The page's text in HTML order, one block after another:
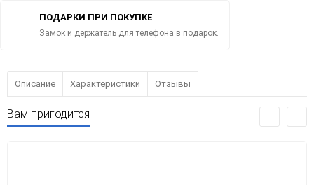
ПОДАРКИ ПРИ ПОКУПКЕ
Замок и держатель для телефона в подарок.
Описание Характеристики Отзывы
Вам пригодится